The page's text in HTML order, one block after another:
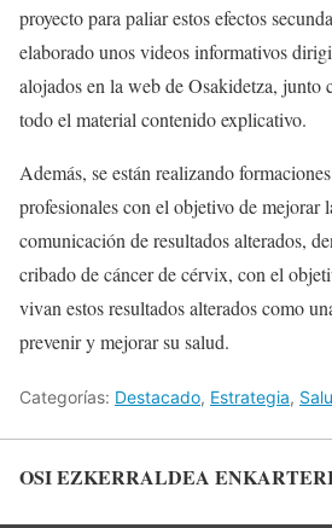
proyecto para paliar estos efectos
elaborado unos videos informativos
alojados en la web de Osakidetza, junto
todo el material contenido explicativo.
Además, se están realizando
profesionales con el objetivo de mejorar
comunicación de resultados alterados,
cribado de cáncer de cérvix, con el
vivan estos resultados alterados como
prevenir y mejorar su salud.
Categorías: Destacado, Estrategia,
OSI EZKERRALDEA